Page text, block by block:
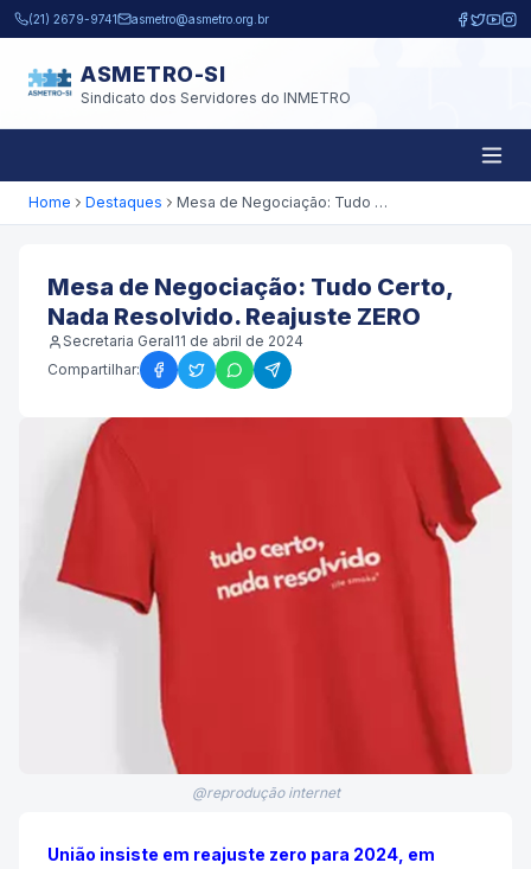
Pular para o conteúdo principal
(21) 2679-9741 asmetro@asmetro.org.br
ASMETRO-SI
Sindicato dos Servidores do INMETRO
Home Destaques Mesa de Negociação: Tudo Certo, Nada Resolvido. Reajuste ZERO
Mesa de Negociação: Tudo Certo,
Nada Resolvido. Reajuste ZERO
Secretaria Geral11 de abril de 2024
Compartilhar:
@reprodução internet
União insiste em reajuste zero para 2024, em